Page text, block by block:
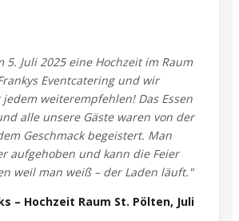
5. Juli 2025 eine Hochzeit im Raum
Eventcatering und wir
weiterempfehlen! Das Essen
alle unsere Gäste waren von der
Geschmack begeistert. Man
aufgehoben und kann die Feier
weil man weiß – der Laden läuft."
– Hochzeit Raum St. Pölten, Juli